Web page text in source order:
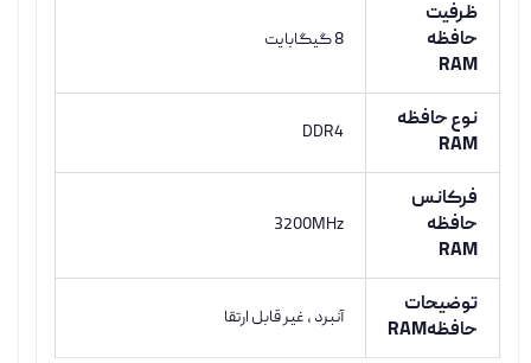
ظرفیت
حافظه
RAM
8 گیگابایت
نوع حافظه
RAM
DDR4
فرکانس
حافظه
RAM
3200MHz
توضیحات
حافظهRAM
آنبرد ، غیر قابل ارتقا